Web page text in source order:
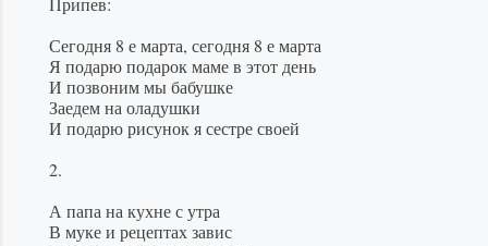
Сегодня 8 е марта, сегодня 8 е марта
Я подарю подарок маме в этот день
И позвоним мы бабушке
Заедем на оладушки
И подарю рисунок я сестре своей
2.
А папа на кухне с утра
В муке и рецептах завис